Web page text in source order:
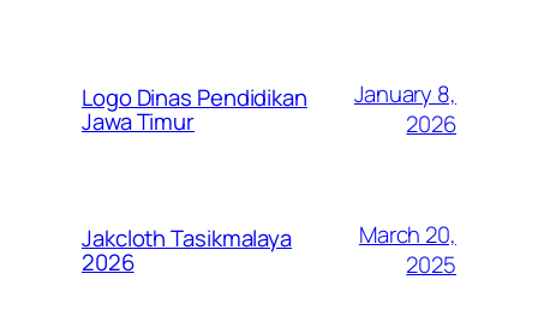
Logo Dinas Pendidikan
Jawa Timur
January 8,
2026
Jakcloth Tasikmalaya
2026
March 20,
2025